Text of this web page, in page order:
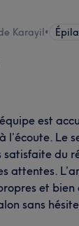
Karayil•
est
l’écoute. Le
satisfaite du
attentes.
et bien
sans